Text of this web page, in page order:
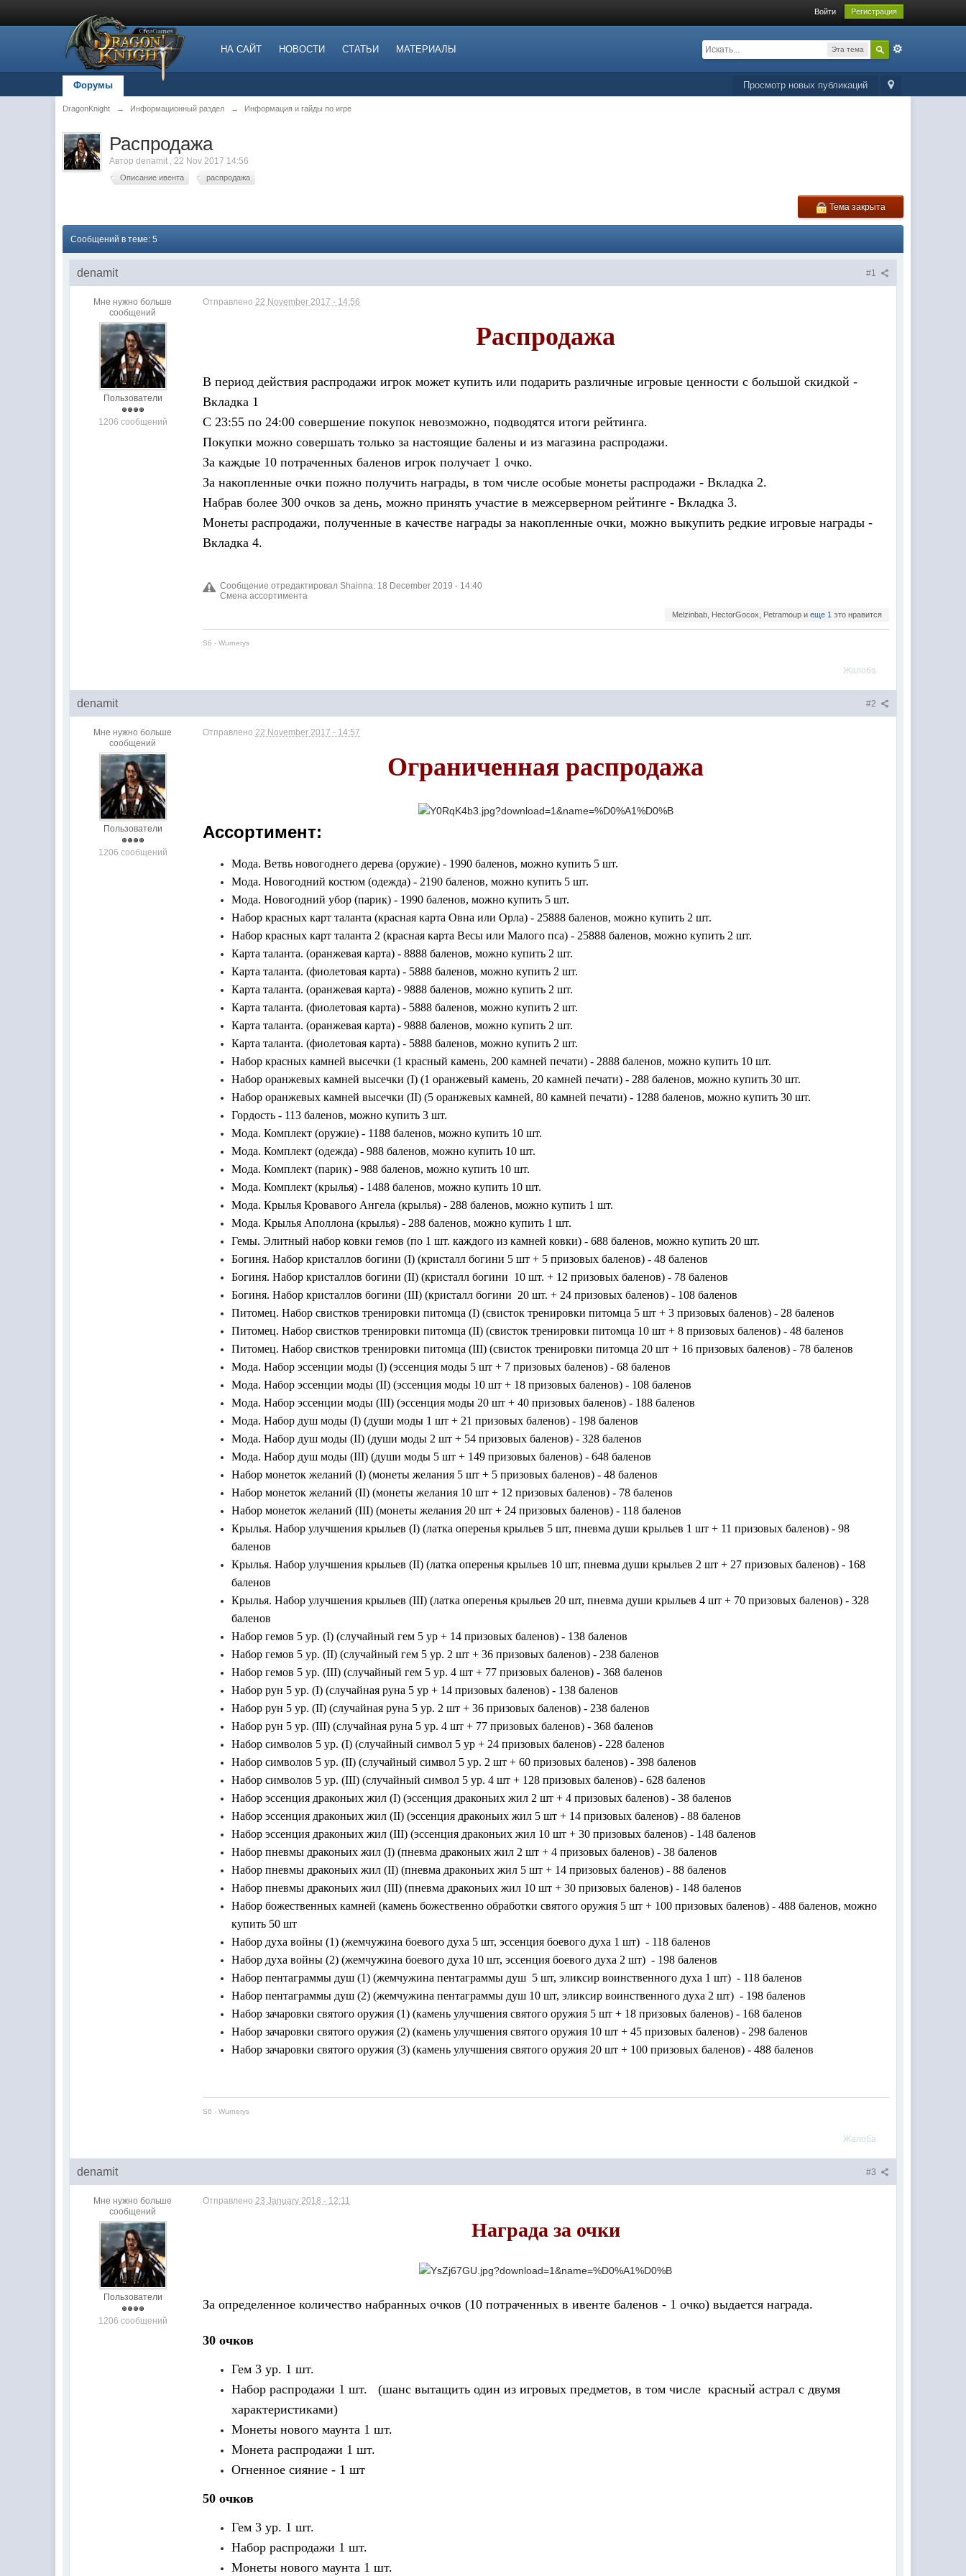
Войти Регистрация
НА САЙТ НОВОСТИ СТАТЬИ МАТЕРИАЛЫ Эта тема
Просмотр новых публикаций
Форумы
DragonKnight → Информационный раздел → Информация и гайды по игре
Распродажа
Авторdenamit ,22 Nov 2017 14:56
Описание ивента распродажа
Тема закрыта
Сообщений в теме: 5
#1
denamit
Мне нужно больше
сообщений
Пользователи
1206 сообщений
Отправлено22 November 2017 - 14:56
Распродажа
В период действия распродажи игрок может купить или подарить различные игровые ценности с большой скидкой -
Вкладка 1
С 23:55 по 24:00 совершение покупок невозможно, подводятся итоги рейтинга.
Покупки можно совершать только за настоящие балены и из магазина распродажи.
За каждые 10 потраченных баленов игрок получает 1 очко.
За накопленные очки пожно получить награды, в том числе особые монеты распродажи - Вкладка 2.
Набрав более 300 очков за день, можно принять участие в межсерверном рейтинге - Вкладка 3.
Монеты распродажи, полученные в качестве награды за накопленные очки, можно выкупить редкие игровые награды -
Вкладка 4.
Сообщение отредактировал Shainna: 18 December 2019 - 14:40
Смена ассортимента
Melzinbab, HectorGocox, Petramoup и еще 1 это нравится
S6 - Wurnerys
Жалоба
#2
denamit
Мне нужно больше
сообщений
Пользователи
1206 сообщений
Отправлено22 November 2017 - 14:57
Ограниченная распродажа
Ассортимент:
Мода. Ветвь новогоднего дерева (оружие) - 1990 баленов, можно купить 5 шт.
Мода.Новогодний костюм (одежда) - 2190 баленов, можно купить 5 шт.
Мода.Новогодний убор (парик) - 1990 баленов, можно купить 5 шт.
Набор красных карт таланта (красная карта Овна или Орла) - 25888 баленов, можно купить 2 шт.
Набор красных карт таланта 2 (красная карта Весы или Малого пса) - 25888 баленов, можно купить 2 шт.
Карта таланта. (оранжевая карта) - 8888 баленов, можно купить 2 шт.
Карта таланта. (фиолетовая карта) - 5888 баленов, можно купить 2 шт.
Карта таланта. (оранжевая карта) - 9888 баленов, можно купить 2 шт.
Карта таланта. (фиолетовая карта) - 5888 баленов, можно купить 2 шт.
Карта таланта.(оранжевая карта) - 9888 баленов, можно купить 2 шт.
Карта таланта.(фиолетовая карта) - 5888 баленов, можно купить 2 шт.
Набор красных камней высечки (1 красный камень, 200 камней печати) - 2888 баленов, можно купить 10 шт.
Набор оранжевых камней высечки (I) (1 оранжевый камень, 20 камней печати) - 288 баленов, можно купить 30 шт.
Набор оранжевых камней высечки (II) (5 оранжевых камней, 80 камней печати) - 1288 баленов, можно купить 30 шт.
Гордость - 113 баленов, можно купить 3 шт.
Мода. Комплект (оружие) - 1188 баленов, можно купить 10 шт.
Мода.Комплект (одежда) - 988 баленов, можно купить 10 шт.
Мода.Комплект(парик) - 988 баленов, можно купить 10 шт.
Мода.Комплект(крылья) - 1488 баленов, можно купить 10 шт.
Мода. Крылья Кровавого Ангела (крылья) - 288 баленов, можно купить 1 шт.
Мода. Крылья Аполлона (крылья) - 288 баленов, можно купить 1 шт.
Гемы. Элитный набор ковки гемов (по 1 шт. каждого из камней ковки) - 688 баленов, можно купить 20 шт.
Богиня. Набор кристаллов богини (I) (кристалл богини 5 шт + 5 призовых баленов) - 48 баленов
Богиня. Набор кристаллов богини (II) (кристалл богини 10 шт. + 12 призовых баленов) - 78 баленов
Богиня. Набор кристаллов богини (III) (кристалл богини 20 шт. + 24 призовых баленов) - 108 баленов
Питомец. Набор свистков тренировки питомца (I) (свисток тренировки питомца 5 шт + 3 призовых баленов) - 28 баленов
Питомец. Набор свистков тренировки питомца (II) (свисток тренировки питомца 10 шт + 8 призовых баленов) - 48 баленов
Питомец. Набор свистков тренировки питомца (III) (свисток тренировки питомца 20 шт + 16 призовых баленов) - 78 баленов
Мода. Набор эссенции моды (I) (эссенция моды 5 шт + 7 призовых баленов) - 68 баленов
Мода. Набор эссенции моды (II) (эссенция моды 10 шт + 18 призовых баленов) - 108 баленов
Мода. Набор эссенции моды (III) (эссенция моды 20 шт + 40 призовых баленов) - 188 баленов
Мода. Набор душ моды (I) (души моды 1 шт + 21 призовых баленов) - 198 баленов
Мода. Набор душ моды (II) (души моды 2 шт + 54 призовых баленов) - 328 баленов
Мода. Набор душ моды (III) (души моды 5 шт + 149 призовых баленов) - 648 баленов
Набор монеток желаний (I) (монеты желания 5 шт + 5 призовых баленов) - 48 баленов
Набор монеток желаний (II) (монеты желания 10 шт + 12 призовых баленов) - 78 баленов
Набор монеток желаний (III) (монеты желания 20 шт + 24 призовых баленов) - 118 баленов
Крылья. Набор улучшения крыльев (I) (латка оперенья крыльев 5 шт, пневма души крыльев 1 шт + 11 призовых баленов) - 98
баленов
Крылья. Набор улучшения крыльев (II) (латка оперенья крыльев 10 шт, пневма души крыльев 2 шт + 27 призовых баленов) - 168
баленов
Крылья. Набор улучшения крыльев (III) (латка оперенья крыльев 20 шт, пневма души крыльев 4 шт + 70 призовых баленов) - 328
баленов
Набор гемов 5 ур. (I) (случайный гем 5 ур + 14 призовых баленов) - 138 баленов
Набор гемов 5 ур. (II) (случайный гем 5 ур. 2 шт + 36 призовых баленов) - 238 баленов
Набор гемов 5 ур. (III) (случайный гем 5 ур. 4 шт + 77 призовых баленов) - 368 баленов
Набор рун 5 ур. (I) (случайная руна 5 ур + 14 призовых баленов) - 138 баленов
Набор рун 5 ур. (II) (случайная руна 5 ур. 2 шт + 36 призовых баленов) - 238 баленов
Набор рун 5 ур. (III) (случайная руна 5 ур. 4 шт + 77 призовых баленов) - 368 баленов
Набор символов 5 ур. (I) (случайный символ 5 ур + 24 призовых баленов) - 228 баленов
Набор символов 5 ур. (II) (случайный символ 5 ур. 2 шт + 60 призовых баленов) - 398 баленов
Набор символов 5 ур. (III) (случайный символ 5 ур. 4 шт + 128 призовых баленов) - 628 баленов
Набор эссенция драконьих жил (I) (эссенция драконьих жил 2 шт + 4 призовых баленов) - 38 баленов
Набор эссенция драконьих жил (II) (эссенция драконьих жил 5 шт + 14 призовых баленов) - 88 баленов
Набор эссенция драконьих жил (III) (эссенция драконьих жил 10 шт + 30 призовых баленов) - 148 баленов
Набор пневмы драконьих жил (I) (пневма драконьих жил 2 шт + 4 призовых баленов) - 38 баленов
Набор пневмы драконьих жил (II) (пневма драконьих жил 5 шт + 14 призовых баленов) - 88 баленов
Набор пневмы драконьих жил (III) (пневма драконьих жил 10 шт + 30 призовых баленов) - 148 баленов
Набор божественных камней (камень божественно обработки святого оружия 5 шт + 100 призовых баленов) - 488 баленов, можно
купить 50 шт
Набор духа войны (1) (жемчужина боевого духа 5 шт, эссенция боевого духа 1 шт) - 118 баленов
Набор духа войны (2) (жемчужина боевого духа 10 шт, эссенция боевого духа 2 шт) - 198 баленов
Набор пентаграммы душ (1) (жемчужина пентаграммы душ 5 шт, эликсир воинственного духа 1 шт) - 118 баленов
Набор пентаграммы душ (2) (жемчужина пентаграммы душ 10 шт, эликсир воинственного духа 2 шт) - 198 баленов
Набор зачаровки святого оружия (1) (камень улучшения святого оружия 5 шт + 18 призовых баленов) - 168 баленов
Набор зачаровки святого оружия (2) (камень улучшения святого оружия 10 шт + 45 призовых баленов) - 298 баленов
Набор зачаровки святого оружия (3) (камень улучшения святого оружия 20 шт + 100 призовых баленов) - 488 баленов
S6 - Wurnerys
Жалоба
#3
denamit
Мне нужно больше
сообщений
Пользователи
1206 сообщений
Отправлено23 January 2018 - 12:11
Награда за очки
За определенное количество набранных очков (10 потраченных в ивенте баленов - 1 очко) выдается награда.
30 очков
Гем 3 ур. 1 шт.
Набор распродажи 1 шт. (шанс вытащить один из игровых предметов, в том числе красный астрал с двумя
характеристиками)
Монеты нового маунта 1 шт.
Монета распродажи 1 шт.
Огненное сияние - 1 шт
50 очков
Гем 3 ур. 1 шт.
Набор распродажи 1 шт.
Монеты нового маунта 1 шт.